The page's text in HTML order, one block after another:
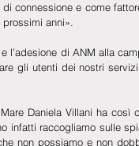
connessione e come
anni».
l’adesione di ANM alla
gli utenti dei nostri
Daniela Villani ha
infatti raccogliamo sulle
non possiamo e non